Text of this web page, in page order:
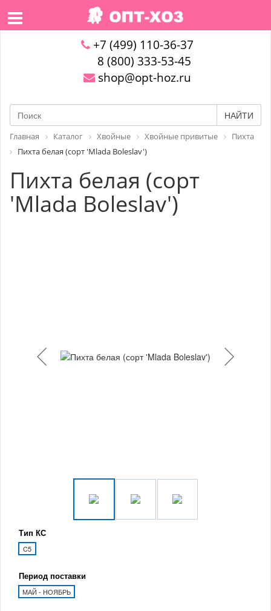
+7 (499) 110-36-37
8 (800) 333-53-45
shop@opt-hoz.ru
НАЙТИ
Главная Каталог Хвойные Хвойные привитые
Пихта
Пихта белая (сорт 'Mlada Boleslav')
Пихта белая (сорт
'Mlada Boleslav')
Тип КС
C5
Период поставки
МАЙ - НОЯБРЬ